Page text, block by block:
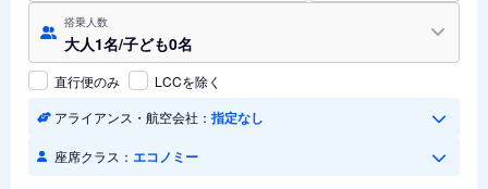
搭乗人数
大人1名/子ども0名
直行便のみ
LCCを除く
アライアンス・航空会社： 指定なし
座席クラス： エコノミー